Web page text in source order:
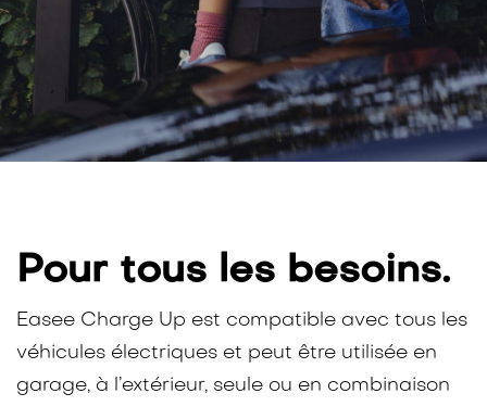
Pour tous les besoins.
Easee Charge Up est compatible avec tous les
véhicules électriques et peut être utilisée en
garage, à l’extérieur, seule ou en combinaison